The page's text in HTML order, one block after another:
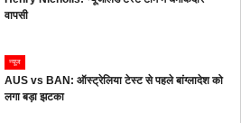
वापसी
न्यूज
AUS vs BAN: ऑस्ट्रेलिया टेस्ट से पहले बांग्लादेश को
लगा बड़ा झटका